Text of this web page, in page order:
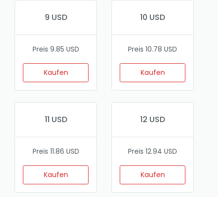
9 USD
Preis 9.85 USD
Kaufen
10 USD
Preis 10.78 USD
Kaufen
11 USD
Preis 11.86 USD
Kaufen
12 USD
Preis 12.94 USD
Kaufen